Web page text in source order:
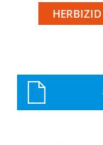
HERBIZID